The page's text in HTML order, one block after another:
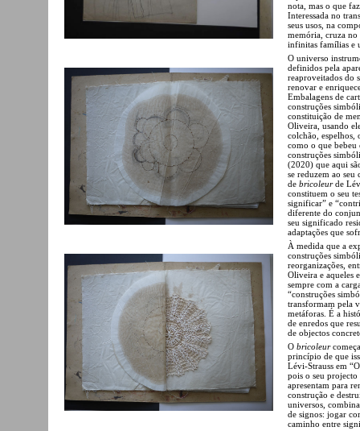
nota, mas o que
Interessada no
seus usos, na
memória, cruza no
infinitas famílias e
O universo
definidos pela
reaproveitados do
renovar e
Embalagens de
construções
constituição de
Oliveira, usando
colchão, espelhos,
como o que bebeu
construções
(2020) que aqui
se reduzem ao seu
de bricoleurde
constituem o seu
significar” e
diferente do
seu significado
adaptações que
À medida que a
construções
reorganizações,
Oliveira e aqueles
sempre com a
“construções
transformam pela
metáforas. É a
de enredos que
de objectos
O bricoleur
princípio de que
Lévi-Strauss em
pois o seu projecto
apresentam para
construção e
universos,
de signos: jogar
caminho entre